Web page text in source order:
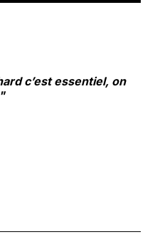
c’est essentiel, on